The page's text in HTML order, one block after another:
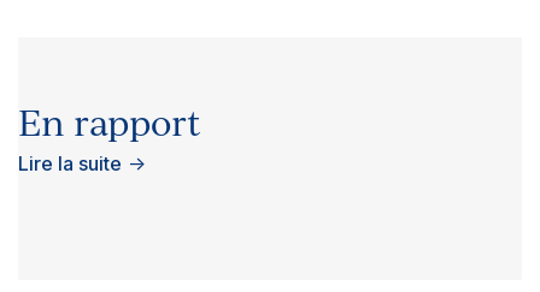
En rapport
Lire la suite →